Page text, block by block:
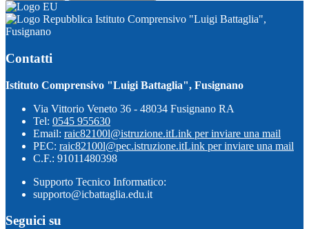
Istituto Comprensivo "Luigi Battaglia",
Fusignano
Contatti
Istituto Comprensivo "Luigi Battaglia", Fusignano
Via Vittorio Veneto 36 - 48034 Fusignano RA
Tel: 0545 955630
Email: raic82100l@istruzione.itLink per inviare una mail
PEC: raic82100l@pec.istruzione.itLink per inviare una mail
C.F.: 91011480398
Supporto Tecnico Informatico:
supporto@icbattaglia.edu.it
Seguici su